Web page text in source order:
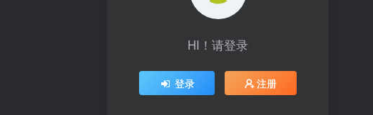
HI！请登录
登录 注册